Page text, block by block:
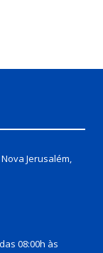
Jerusalém,
08:00h às